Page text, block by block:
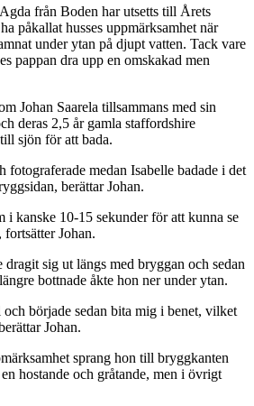
från Boden har utsetts till Årets
påkallat husses uppmärksamhet när
under ytan på djupt vatten. Tack vare
pappan dra upp en omskakad men
Johan Saarela tillsammans med sin
deras 2,5 år gamla staffordshire
sjön för att bada.
fotograferade medan Isabelle badade i det
berättar Johan.
i kanske 10-15 sekunder för att kunna se
Johan.
sig ut längs med bryggan och sedan
bottnade åkte hon ner under ytan.
började sedan bita mig i benet, vilket
Johan.
sprang hon till bryggkanten
hostande och gråtande, men i övrigt